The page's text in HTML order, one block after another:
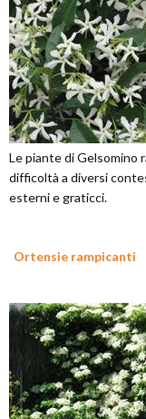
Le piante di Gelsomino
difficoltà a diversi
esterni e graticci.
Ortensie rampicanti